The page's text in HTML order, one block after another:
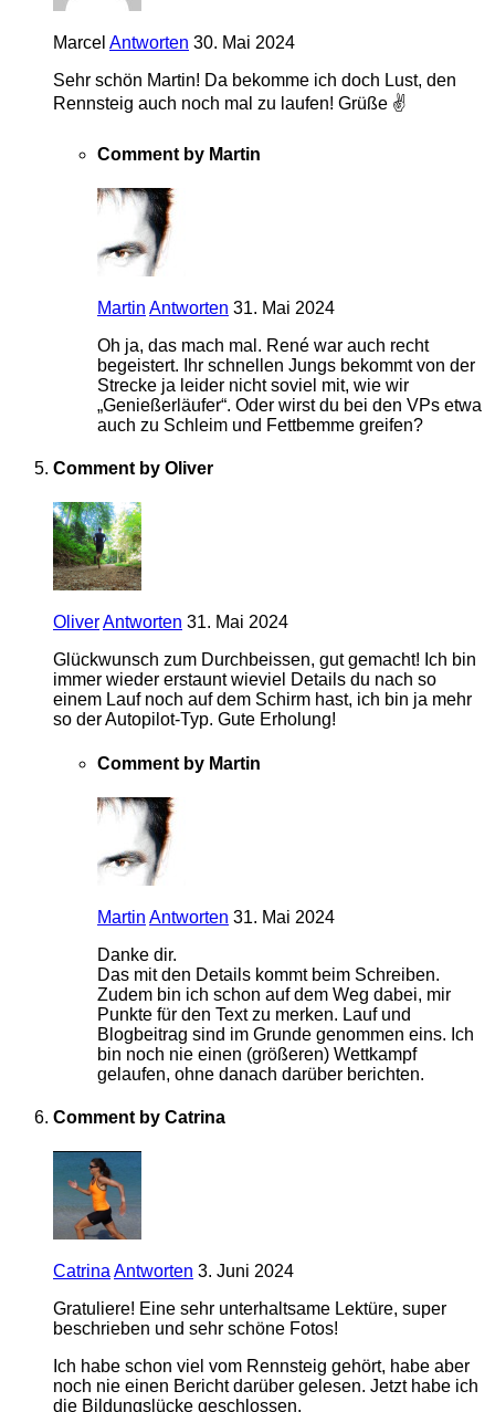
Marcel Antworten 30. Mai 2024
Sehr schön Martin! Da bekomme ich doch Lust, den
Rennsteig auch noch mal zu laufen! Grüße ✌
Comment by Martin
Martin Antworten 31. Mai 2024
Oh ja, das mach mal. René war auch recht
begeistert. Ihr schnellen Jungs bekommt von der
Strecke ja leider nicht soviel mit, wie wir
„Genießerläufer“. Oder wirst du bei den VPs etwa
auch zu Schleim und Fettbemme greifen?
Comment by Oliver
OliverAntworten 31. Mai 2024
Glückwunsch zum Durchbeissen, gut gemacht! Ich bin
immer wieder erstaunt wieviel Details du nach so
einem Lauf noch auf dem Schirm hast, ich bin ja mehr
so der Autopilot-Typ. Gute Erholung!
Comment by Martin
Martin Antworten 31. Mai 2024
Danke dir.
Das mit den Details kommt beim Schreiben.
Zudem bin ich schon auf dem Weg dabei, mir
Punkte für den Text zu merken. Lauf und
Blogbeitrag sind im Grunde genommen eins. Ich
bin noch nie einen (größeren) Wettkampf
gelaufen, ohne danach darüber berichten.
Comment by Catrina
Catrina Antworten 3. Juni 2024
Gratuliere! Eine sehr unterhaltsame Lektüre, super
beschrieben und sehr schöne Fotos!
Ich habe schon viel vom Rennsteig gehört, habe aber
noch nie einen Bericht darüber gelesen. Jetzt habe ich
die Bildungslücke geschlossen.